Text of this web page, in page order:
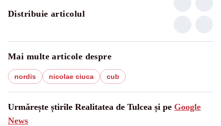
Distribuie articolul
Mai multe articole despre
nordis nicolae ciuca cub
Urmărește știrile Realitatea de Tulcea și pe Google
News